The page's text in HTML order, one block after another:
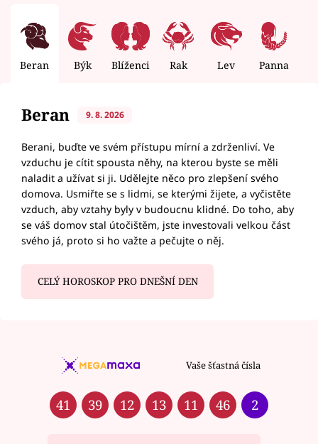
Beran Býk Blíženci Rak Lev Panna
Beran 9. 8. 2026
Berani, buďte ve svém přístupu mírní a zdrženliví. Ve
vzduchu je cítit spousta něhy, na kterou byste se měli
naladit a užívat si ji. Udělejte něco pro zlepšení svého
domova. Usmiřte se s lidmi, se kterými žijete, a vyčistěte
vzduch, aby vztahy byly v budoucnu klidné. Do toho, aby
se váš domov stal útočištěm, jste investovali velkou část
svého já, proto si ho važte a pečujte o něj.
CELÝ HOROSKOP PRO DNEŠNÍ DEN
Vaše šťastná čísla
41 39 12 13 11 46 2